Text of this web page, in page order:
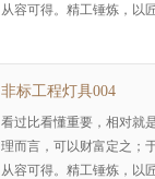
从容可得。精工锤炼，以
非标工程灯具004
看过比看懂重要，相对就
理而言，可以财富定之；
从容可得。精工锤炼，以